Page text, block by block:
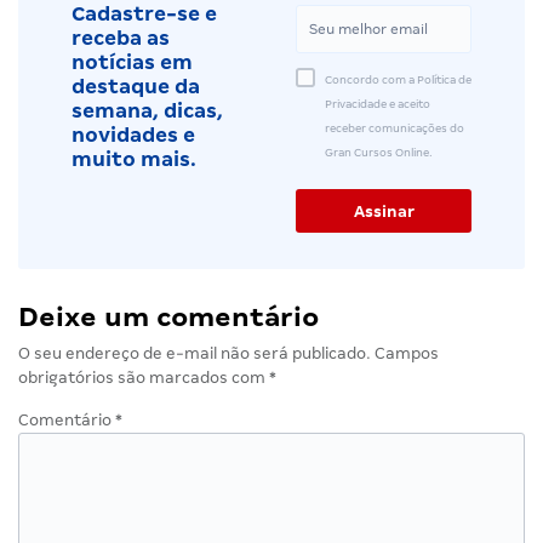
Cadastre-se e
receba as
notícias em
destaque da
semana, dicas,
novidades e
muito mais.
Concordo com a Política de
Privacidade e aceito
receber comunicações do
Gran Cursos Online.
Deixe um comentário
O seu endereço de e-mail não será publicado. Campos
obrigatórios são marcados com *
Comentário *